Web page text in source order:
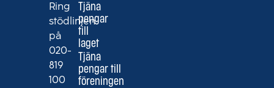
Ring
stödlinjen
på
020-
819
100
Tjäna
pengar
till
laget
Tjäna
pengar till
föreningen